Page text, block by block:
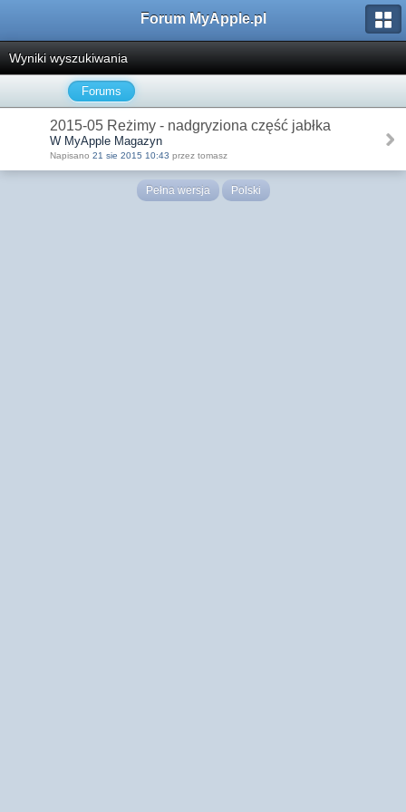
Forum MyApple.pl
Wyniki wyszukiwania
Forums
2015-05 Reżimy - nadgryziona część jabłka
W MyApple Magazyn
Napisano 21 sie 2015 10:43 przez tomasz
Pełna wersja Polski